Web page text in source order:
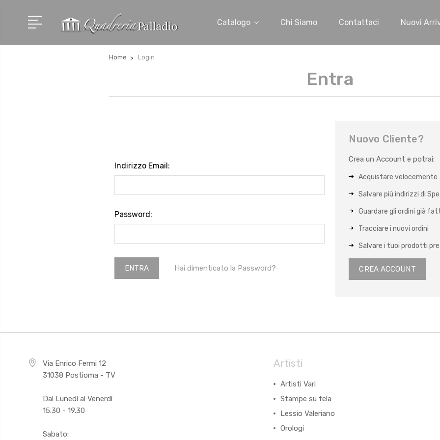
Catalogo Chi Siamo Contattaci Nuovi
Home Login
Entra
Indirizzo Email:
Password:
Hai dimenticato la Password?
Nuovo Cliente?
Crea un Account e potrai:
Acquistare velocemente
Salvare più indirizzi di
Guardare gli ordini già
Tracciare i nuovi ordini
Salvare i tuoi prodotti
CREA ACCOUNT
Via Enrico Fermi 12
31038 Postioma - TV
Dal Lunedì al Venerdì
15.30 - 19.30
Sabato:
Artisti
Artisti Vari
Stampe su tela
Lessio Valeriano
Orologi